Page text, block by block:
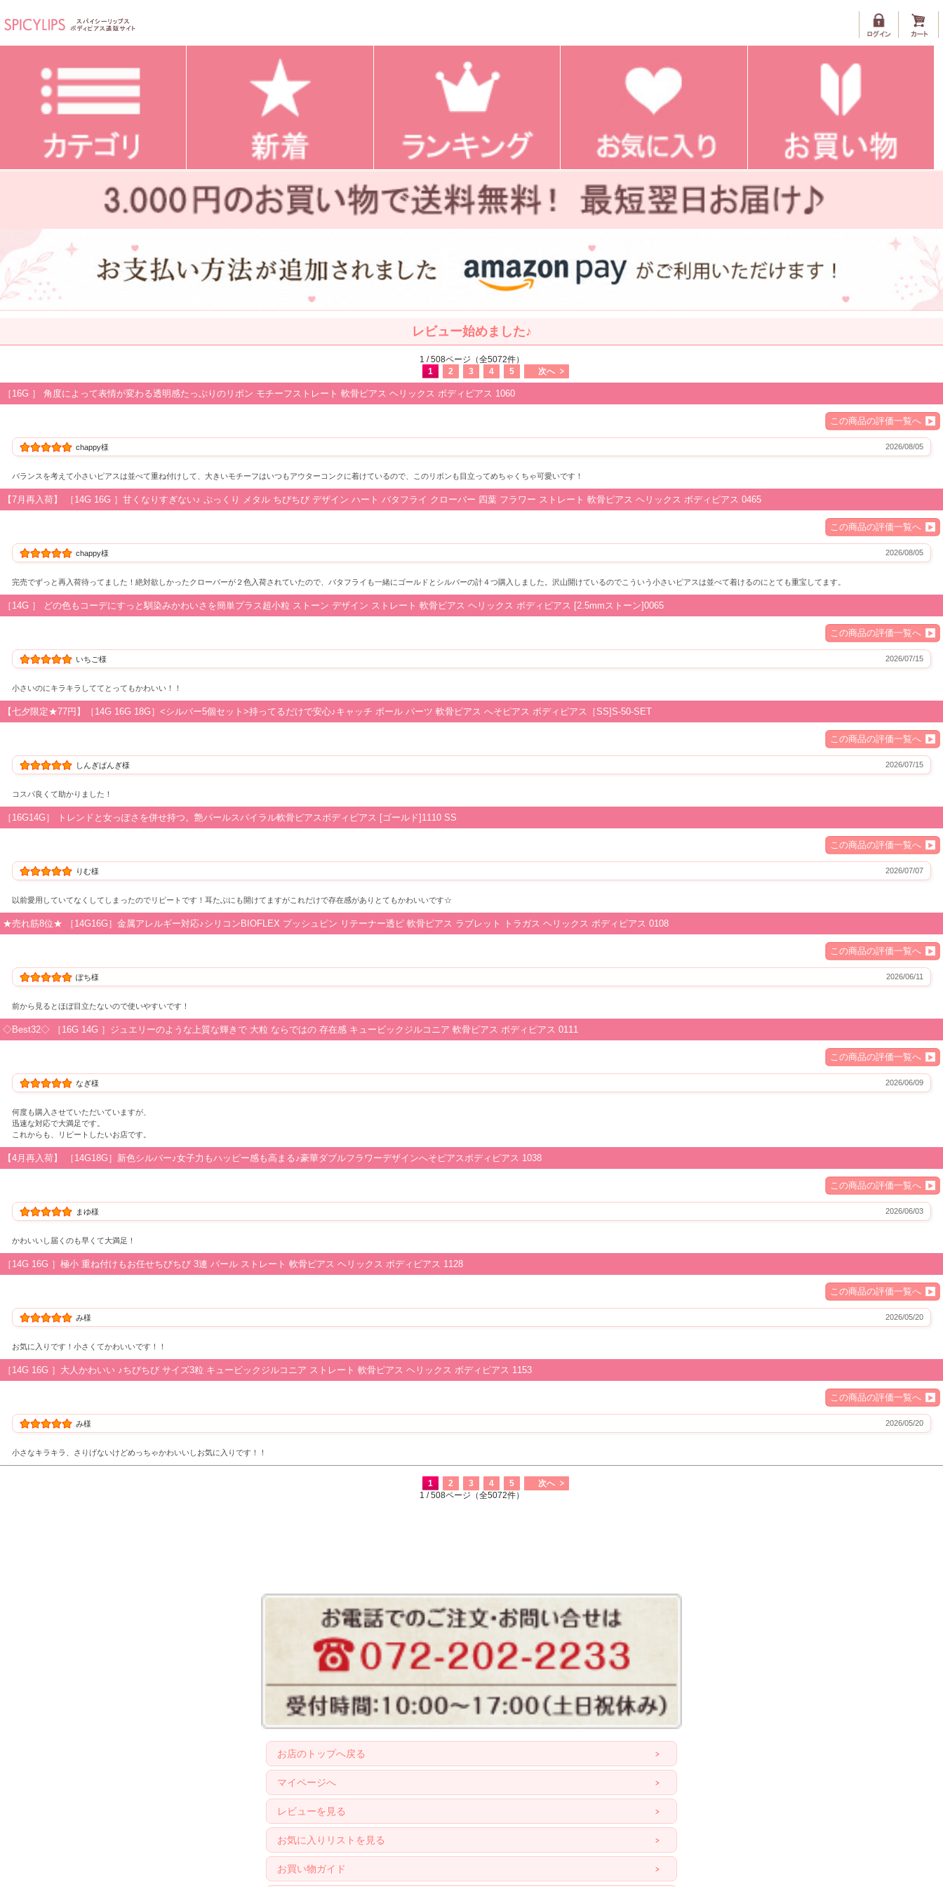
レビュー始めました♪
1 / 508ページ（全5072件）
1
2 3 4 5 次へ
［16G ］ 角度によって表情が変わる透明感たっぷりのリボン モチーフストレート 軟骨ピアス ヘリックス ボディピアス 1060
この商品の評価一覧へ
chappy様 2026/08/05
バランスを考えて小さいピアスは並べて重ね付けして、大きいモチーフはいつもアウターコンクに着けているので、このリボンも目立ってめちゃくちゃ可愛いです！
【7月再入荷】 ［14G 16G ］甘くなりすぎない♪ ぷっくり メタル ちびちび デザイン ハート バタフライ クローバー 四葉 フラワー ストレート 軟骨ピアス ヘリックス ボディピアス 0465
この商品の評価一覧へ
chappy様 2026/08/05
完売でずっと再入荷待ってました！絶対欲しかったクローバーが２色入荷されていたので、バタフライも一緒にゴールドとシルバーの計４つ購入しました。沢山開けているのでこういう小さいピアスは並べて着けるのにとても重宝してます。
［14G ］ どの色もコーデにすっと馴染みかわいさを簡単プラス超小粒 ストーン デザイン ストレート 軟骨ピアス ヘリックス ボディピアス [2.5mmストーン]0065
この商品の評価一覧へ
いちご様 2026/07/15
小さいのにキラキラしててとってもかわいい！！
【七夕限定★77円】［14G 16G 18G］<シルバー5個セット>持ってるだけで安心♪キャッチ ボール パーツ 軟骨ピアス へそピアス ボディピアス［SS]S-50-SET
この商品の評価一覧へ
しんぎぱんぎ様 2026/07/15
コスパ良くて助かりました！
［16G14G］ トレンドと女っぽさを併せ持つ。艶パールスパイラル軟骨ピアスボディピアス [ゴールド]1110 SS
この商品の評価一覧へ
りむ様 2026/07/07
以前愛用していてなくしてしまったのでリピートです！耳たぶにも開けてますがこれだけで存在感がありとてもかわいいです☆
★売れ筋8位★ ［14G16G］金属アレルギー対応♪シリコンBIOFLEX プッシュピン リテーナー透ピ 軟骨ピアス ラブレット トラガス ヘリックス ボディピアス 0108
この商品の評価一覧へ
ぽち様 2026/06/11
前から見るとほぼ目立たないので使いやすいです！
◇Best32◇ ［16G 14G ］ジュエリーのような上質な輝きで 大粒 ならではの 存在感 キュービックジルコニア 軟骨ピアス ボディピアス 0111
この商品の評価一覧へ
なぎ様 2026/06/09
何度も購入させていただいていますが、
迅速な対応で大満足です。
これからも、リピートしたいお店です。
【4月再入荷】 ［14G18G］新色シルバー♪女子力もハッピー感も高まる♪豪華ダブルフラワーデザインへそピアスボディピアス 1038
この商品の評価一覧へ
まゆ様 2026/06/03
かわいいし届くのも早くて大満足！
［14G 16G ］極小 重ね付けもお任せちびちび 3連 パール ストレート 軟骨ピアス ヘリックス ボディピアス 1128
この商品の評価一覧へ
み様 2026/05/20
お気に入りです！小さくてかわいいです！！
［14G 16G ］大人かわいい ♪ちびちび サイズ3粒 キュービックジルコニア ストレート 軟骨ピアス ヘリックス ボディピアス 1153
この商品の評価一覧へ
み様 2026/05/20
小さなキラキラ、さりげないけどめっちゃかわいいしお気に入りです！！
1 2 3 4 5
次へ
1 / 508ページ（全5072件）
お店のトップへ戻る
マイページへ
レビューを見る
お気に入りリストを見る
お買い物ガイド